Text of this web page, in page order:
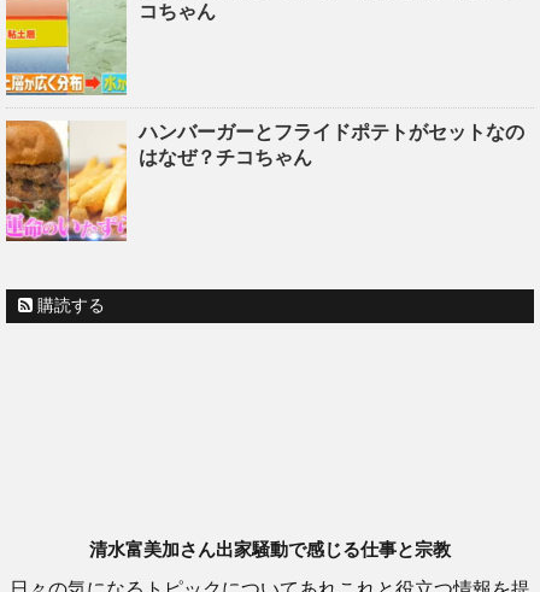
コちゃん
ハンバーガーとフライドポテトがセットなの
はなぜ？チコちゃん
購読する
清水富美加さん出家騒動で感じる仕事と宗教